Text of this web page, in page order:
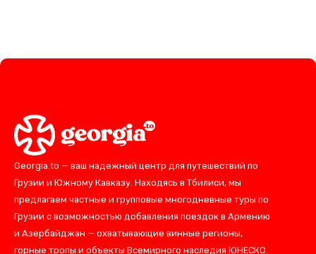
Georgia.to — ваш надежный центр для путешествий по
Грузии и Южному Кавказу. Находясь в Тбилиси, мы
предлагаем частные и групповые многодневные туры по
Грузии с возможностью добавления поездок в Армению
и Азербайджан — охватывающие винные регионы,
горные тропы и объекты Всемирного наследия ЮНЕСКО.